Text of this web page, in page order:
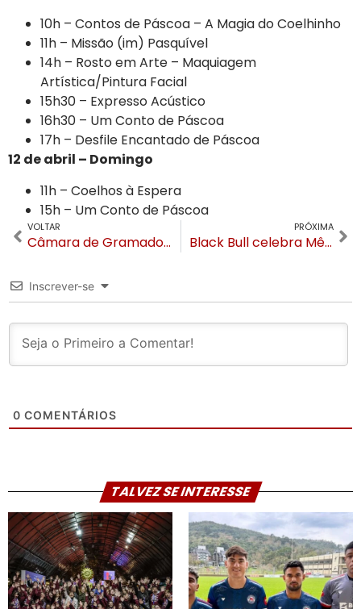
10h – Contos de Páscoa – A Magia do Coelhinho
11h – Missão (im) Pasquível
14h – Rosto em Arte – Maquiagem
Artística/Pintura Facial
15h30 – Expresso Acústico
16h30 – Um Conto de Páscoa
17h – Desfile Encantado de Páscoa
12 de abril – Domingo
11h – Coelhos à Espera
15h – Um Conto de Páscoa
VOLTAR
Câmara de Gramado promove “Café com o Diretor” e apresenta projetos da Escola do Legislativo
PRÓXIMA
Black Bull celebra Mês da Mulher com experiência imersiva de estilo e couro em Gramado
Inscrever-se
0 COMENTÁRIOS
TALVEZ SE INTERESSE